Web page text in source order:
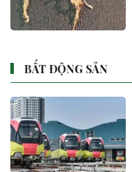
BẤT ĐỘNG SẢN